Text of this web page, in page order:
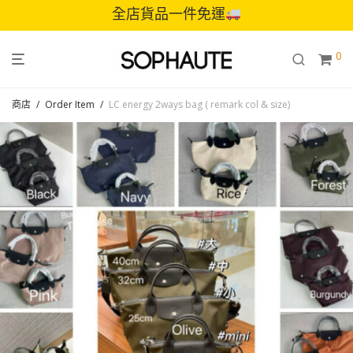
全店貨品一件免運
0
商店 / Order Item / LC energy 2ways bag ( remark col & size)